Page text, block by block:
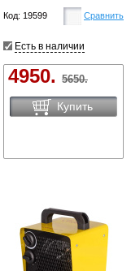
Код: 19599 Сравнить
Есть в наличии
4950. 5650.
Купить